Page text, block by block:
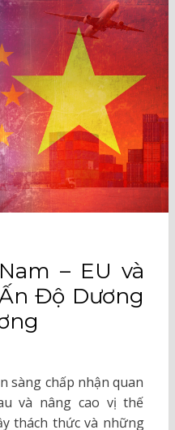
– EU và
Độ Dương
sàng chấp nhận quan
và nâng cao vị thế
thách thức và những